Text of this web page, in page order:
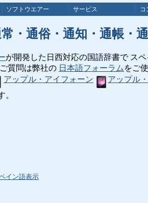
ソフトウエアー サービス コ
・通俗・通知・通帳・
が開発した日西対応の国語辞書で ス
質問は弊社の 日本語フォーラム をご
アップル・アイフォーン アップル
。
イン語表示